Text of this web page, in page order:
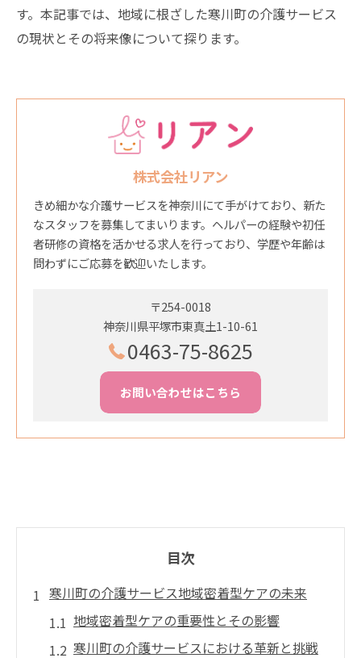
す。本記事では、地域に根ざした寒川町の介護サービス
の現状とその将来像について探ります。
株式会社リアン
きめ細かな介護サービスを神奈川にて手がけており、新た
なスタッフを募集してまいります。ヘルパーの経験や初任
者研修の資格を活かせる求人を行っており、学歴や年齢は
問わずにご応募を歓迎いたします。
〒254-0018
神奈川県平塚市東真土1-10-61
0463-75-8625
お問い合わせはこちら
目次
寒川町の介護サービス地域密着型ケアの未来
地域密着型ケアの重要性とその影響
寒川町の介護サービスにおける革新と挑戦